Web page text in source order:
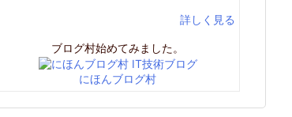
詳しく見る
ブログ村始めてみました。
にほんブログ村